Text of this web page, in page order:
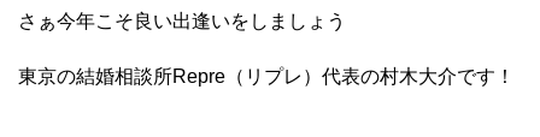
さぁ今年こそ良い出逢いをしましょう
東京の結婚相談所Repre（リプレ）代表の村木大介です！